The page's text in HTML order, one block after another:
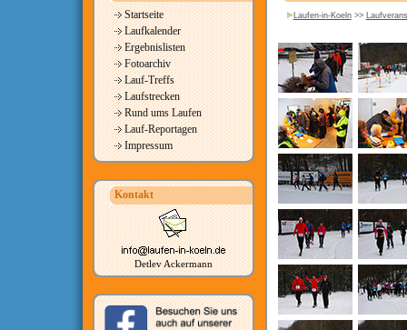
Startseite
Laufkalender
Ergebnislisten
Fotoarchiv
Lauf-Treffs
Laufstrecken
Rund ums Laufen
Lauf-Reportagen
Impressum
Kontakt
Detlev Ackermann
Laufen-in-Koeln>>